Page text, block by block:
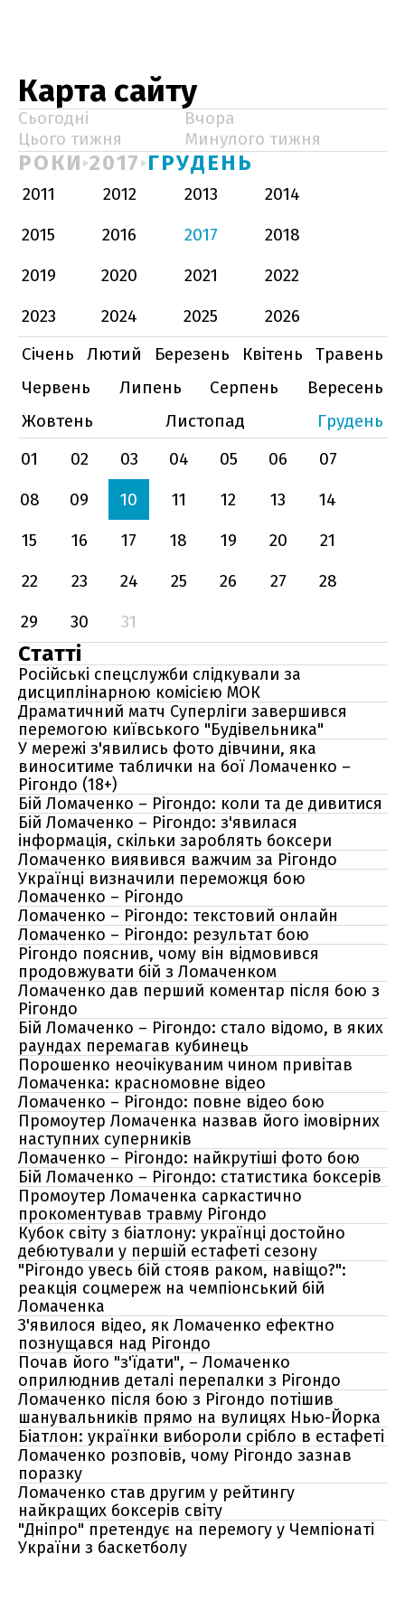
Карта сайту
Сьогодні
Вчора
Цього тижня
Минулого тижня
РОКИ 2017 ГРУДЕНЬ
2011 2012 2013
2014
2015
2016 2017
2018
2019
2020 2021
2022
2023
2024 2025
2026
Січень
Лютий Березень Квітень
Травень
Червень
Липень Серпень
Вересень
Жовтень
Листопад
Грудень
01
02 03 04 05 06
07
08
09 10 11 12 13
14
15
16 17 18 19 20
21
22
23 24 25 26 27
28
29
30 31
Статті
Російські спецслужби слідкували за
дисциплінарною комісією МОК
Драматичний матч Суперліги завершився
перемогою київського "Будівельника"
У мережі з'явились фото дівчини, яка
виноситиме таблички на бої Ломаченко –
Рігондо (18+)
Бій Ломаченко – Рігондо: коли та де дивитися
Бій Ломаченко – Рігондо: з'явилася
інформація, скільки зароблять боксери
Ломаченко виявився важчим за Рігондо
Українці визначили переможця бою
Ломаченко – Рігондо
Ломаченко – Рігондо: текстовий онлайн
Ломаченко – Рігондо: результат бою
Рігондо пояснив, чому він відмовився
продовжувати бій з Ломаченком
Ломаченко дав перший коментар після бою з
Рігондо
Бій Ломаченко – Рігондо: стало відомо, в яких
раундах перемагав кубинець
Порошенко неочікуваним чином привітав
Ломаченка: красномовне відео
Ломаченко – Рігондо: повне відео бою
Промоутер Ломаченка назвав його імовірних
наступних суперників
Ломаченко – Рігондо: найкрутіші фото бою
Бій Ломаченко – Рігондо: статистика боксерів
Промоутер Ломаченка саркастично
прокоментував травму Рігондо
Кубок світу з біатлону: українці достойно
дебютували у першій естафеті сезону
"Рігондо увесь бій стояв раком, навіщо?":
реакція соцмереж на чемпіонський бій
Ломаченка
З'явилося відео, як Ломаченко ефектно
познущався над Рігондо
Почав його "з'їдати", – Ломаченко
оприлюднив деталі перепалки з Рігондо
Ломаченко після бою з Рігондо потішив
шанувальників прямо на вулицях Нью-Йорка
Біатлон: українки вибороли срібло в естафеті
Ломаченко розповів, чому Рігондо зазнав
поразку
Ломаченко став другим у рейтингу
найкращих боксерів світу
"Дніпро" претендує на перемогу у Чемпіонаті
України з баскетболу